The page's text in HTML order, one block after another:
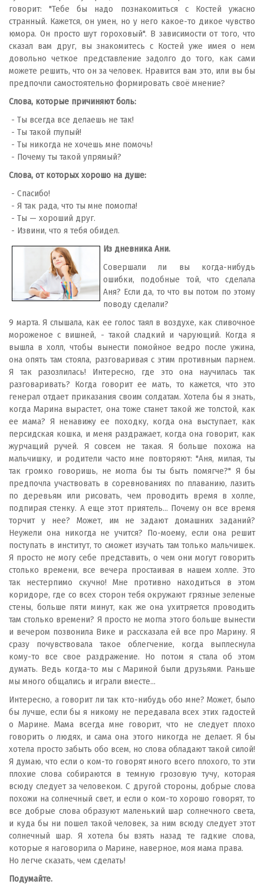
говорит: "Тебе бы надо познакомиться с Костей ужасно
странный. Кажется, он умен, но у него какое-то дикое чувство
юмора. Он просто шут гороховый". В зависимости от того, что
сказал вам друг, вы знакомитесь с Костей уже имея о нем
довольно четкое представление задолго до того, как сами
можете решить, что он за человек. Нравится вам это, или вы бы
предпочли самостоятельно формировать своё мнение?
Слова, которые причиняют боль:
- Ты всегда все делаешь не так!
- Ты такой глупый!
- Ты никогда не хочешь мне помочь!
- Почему ты такой упрямый?
Слова, от которых хорошо на душе:
- Спасибо!
- Я так рада, что ты мне помогла!
- Ты — хороший друг.
- Извини, что я тебя обидел.
Из дневника Ани.
Совершали ли вы когда-нибудь
ошибки, подобные той, что сделала
Аня? Если да, то что вы потом по этому
поводу сделали?
9 марта. Я слышала, как ее голос таял в воздухе, как сливочное
мороженое с вишней, - такой сладкий и чарующий. Когда я
вышла в холл, чтобы вынести помойное ведро после ужина,
она опять там стояла, разговаривая с этим противным парнем.
Я так разозлилась! Интересно, где это она научилась так
разговаривать? Когда говорит ее мать, то кажется, что это
генерал отдает приказания своим солдатам. Хотела бы я знать,
когда Марина вырастет, она тоже станет такой же толстой, как
ее мама? Я ненавижу ее походку, когда она выступает, как
персидская кошка, и меня раздражает, когда она говорит, как
журчащий ручей. Я совсем не такая. Я больше похожа на
мальчишку, и родители часто мне повторяют: "Аня, милая, ты
так громко говоришь, не могла бы ты быть помягче?" Я бы
предпочла участвовать в соревнованиях по плаванию, лазить
по деревьям или рисовать, чем проводить время в холле,
подпирая стенку. А еще этот приятель... Почему он все время
торчит у нее? Может, им не задают домашних заданий?
Неужели она никогда не учится? По-моему, если она решит
поступать в институт, то сможет изучать там только мальчишек.
Я просто не могу себе представить, о чем они могут говорить
столько времени, все вечера простаивая в нашем холле. Это
так нестерпимо скучно! Мне противно находиться в этом
коридоре, где со всех сторон тебя окружают грязные зеленые
стены, больше пяти минут, как же она ухитряется проводить
там столько времени? Я просто не могла этого больше вынести
и вечером позвонила Вике и рассказала ей все про Марину. Я
сразу почувствовала такое облегчение, когда выплеснула
кому-то все свое раздражение. Но потом я стала об этом
думать. Ведь когда-то мы с Мариной были друзьями. Раньше
мы много общались и играли вместе...
Интересно, а говорит ли так кто-нибудь обо мне? Может, было
бы лучше, если бы я никому не передавала всех этих гадостей
о Марине. Мама всегда мне говорит, что не следует плохо
говорить о людях, и сама она этого никогда не делает. Я бы
хотела просто забыть обо всем, но слова обладают такой силой!
Я думаю, что если о ком-то говорят много всего плохого, то эти
плохие слова собираются в темную грозовую тучу, которая
всюду следует за человеком. С другой стороны, добрые слова
похожи на солнечный свет, и если о ком-то хорошо говорят, то
все добрые слова образуют маленький шар солнечного света,
и куда бы ни пошел такой человек, за ним всюду следует этот
солнечный шар. Я хотела бы взять назад те гадкие слова,
которые я наговорила о Марине, наверное, моя мама права.
Но легче сказать, чем сделать!
Подумайте.